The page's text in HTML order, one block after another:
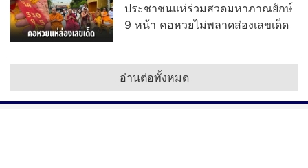
ประชาชนแห่ร่วมสวดมหาภาณยักษ์
9 หน้า คอหวยไม่พลาดส่องเลขเด็ด
อ่านต่อทั้งหมด